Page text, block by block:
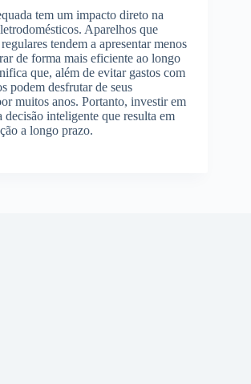
tem um impacto direto na
Aparelhos que
tendem a apresentar menos
de forma mais eficiente ao longo
que, além de evitar gastos com
podem desfrutar de seus
muitos anos. Portanto, investir em
decisão inteligente que resulta em
a longo prazo.